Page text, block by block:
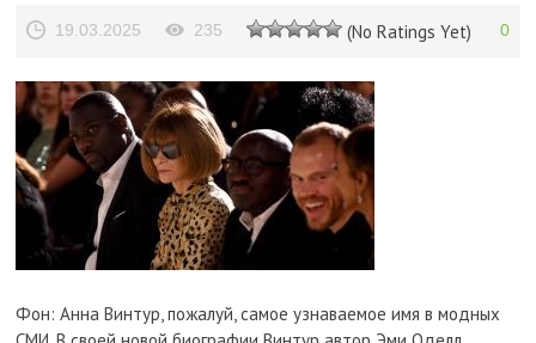
19.03.2025 235 (No Ratings Yet) 0
Фон: Анна Винтур, пожалуй, самое узнаваемое имя в модных